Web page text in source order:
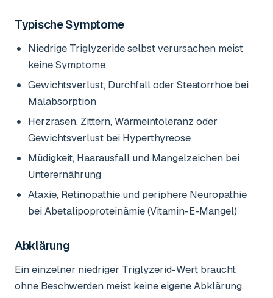
Typische Symptome
Niedrige Triglyzeride selbst verursachen meist
keine Symptome
Gewichtsverlust, Durchfall oder Steatorrhoe bei
Malabsorption
Herzrasen, Zittern, Wärmeintoleranz oder
Gewichtsverlust bei Hyperthyreose
Müdigkeit, Haarausfall und Mangelzeichen bei
Unterernährung
Ataxie, Retinopathie und periphere Neuropathie
bei Abetalipoproteinämie (Vitamin-E-Mangel)
Abklärung
Ein einzelner niedriger Triglyzerid-Wert braucht
ohne Beschwerden meist keine eigene Abklärung.